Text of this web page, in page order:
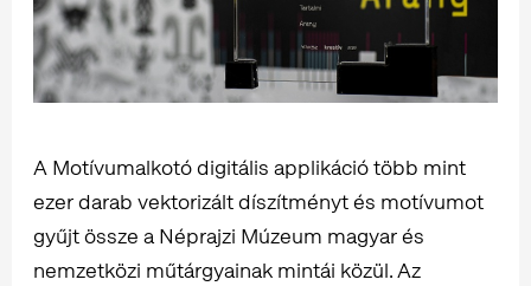
A Motívumalkotó digitális applikáció több mint
ezer darab vektorizált díszítményt és motívumot
gyűjt össze a Néprajzi Múzeum magyar és
nemzetközi műtárgyainak mintái közül. Az